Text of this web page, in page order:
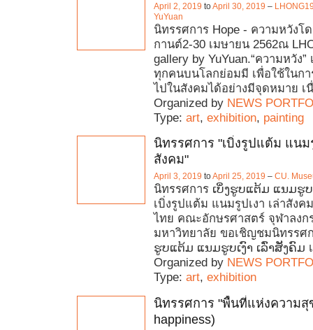
April 2, 2019 toApril 30, 2019 –
YuYuan
นิทรรศการ Hope - ความหวังโ
กานต์2-30 เมษายน 2562ณ
gallery by YuYuan.“ความหวัง
ทุกคนบนโลกย่อมมี เพื่อใช้ในก
ไปในสังคมได้อย่างมีจุดหมาย เ
Organized by NEWS
Type: art, exhibition, painting
นิทรรศการ "เบิ่งรูปแต้ม แนม
สังคม"
April 3, 2019 toApril 25, 2019 – CU.
นิทรรศการ ເບິ່ງຮູບແຕ້ມ ແນມຮູບ
เบิ่งรูปแต้ม แนมรูปเงา เล่าสัง
ไทย คณะอักษรศาสตร์ จุฬาลง
มหาวิทยาลัย ขอเชิญชมนิทรรศก
ຮູບແຕ້ມ ແນມຮູບເງົາ ເລົ່າສັງຄົມ
Organized by NEWS
Type: art, exhibition
นิทรรศการ "พื้นที่แห่งความสุ
happiness)